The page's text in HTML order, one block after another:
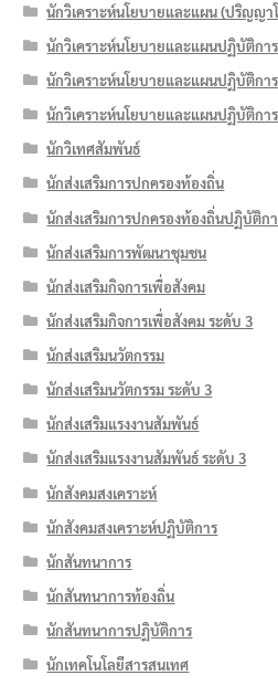
นักวิเคราะห์นโยบายและแผน (ปริญญา
นักวิเคราะห์นโยบายและแผนปฏิบัติการ
นักวิเคราะห์นโยบายและแผนปฏิบัติกา
นักวิเคราะห์นโยบายและแผนปฏิบัติกา
นักวิเทศสัมพันธ์
นักส่งเสริมการปกครองท้องถิ่น
นักส่งเสริมการปกครองท้องถิ่นปฏิบัติก
นักส่งเสริมการพัฒนาชุมชน
นักส่งเสริมกิจการเพื่อสังคม
นักส่งเสริมกิจการเพื่อสังคม ระดับ 3
นักส่งเสริมนวัตกรรม
นักส่งเสริมนวัตกรรม ระดับ 3
นักส่งเสริมแรงงานสัมพันธ์
นักส่งเสริมแรงงานสัมพันธ์ ระดับ 3
นักสังคมสงเคราะห์
นักสังคมสงเคราะห์ปฏิบัติการ
นักสันทนาการ
นักสันทนาการท้องถิ่น
นักสันทนาการปฏิบัติการ
นักเทคโนโลยีสารสนเทศ